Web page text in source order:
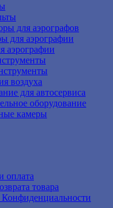
для аэрографов
для аэрографии
аэрографии
воздуха
для автосервиса
оборудование
камеры
оплата
товара